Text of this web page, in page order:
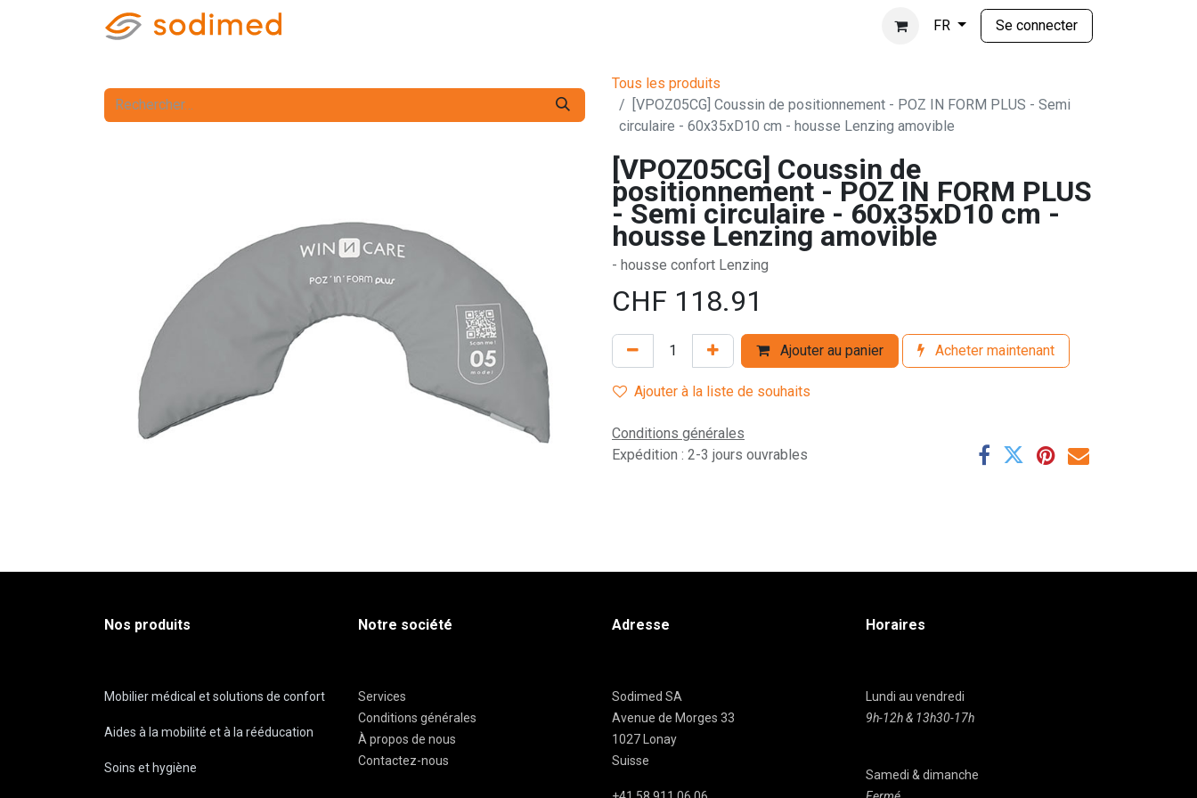
FR Se connecter
Tous les produits
[VPOZ05CG] Coussin de positionnement - POZ IN FORM PLUS - Semi
circulaire - 60x35xD10 cm - housse Lenzing amovible
[VPOZ05CG] Coussin de
positionnement - POZ IN FORM PLUS
- Semi circulaire - 60x35xD10 cm -
housse Lenzing amovible
- housse confort Lenzing
CHF 118.91
Ajouter au panier Acheter maintenant
Ajouter à la liste de souhaits
Conditions générales
Expédition : 2-3 jours ouvrables
Nos produits
Mobilier médical et solutions de confort
Aides à la mobilité et à la rééducation
Soins et hygiène
Notre société
Services
Conditions générales
À propos de nous
Contactez-nous
Adresse
Sodimed SA
Avenue de Morges 33
1027 Lonay
Suisse
Horaires
Lundi au vendredi
9h-12h & 13h30-17h
Samedi & dimanche